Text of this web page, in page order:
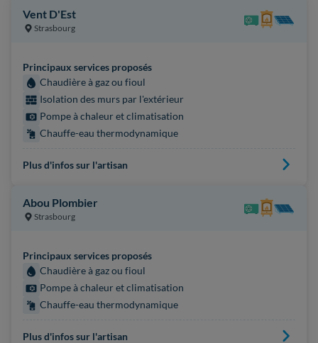
Vent D'Est
Strasbourg
Principaux services proposés
Chaudière à gaz ou fioul
Isolation des murs par l'extérieur
Pompe à chaleur et climatisation
Chauffe-eau thermodynamique
Plus d'infos sur l'artisan
Abou Plombier
Strasbourg
Principaux services proposés
Chaudière à gaz ou fioul
Pompe à chaleur et climatisation
Chauffe-eau thermodynamique
Plus d'infos sur l'artisan